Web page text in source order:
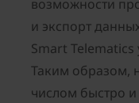
возможности
и экспорт
Smart
Таким образом,
числом быстро и